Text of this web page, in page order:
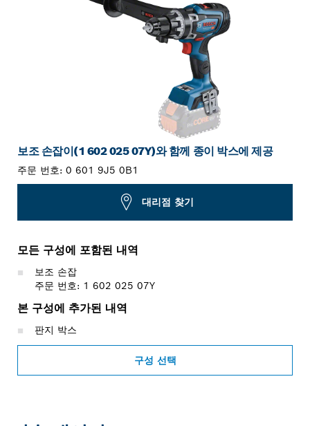
보조 손잡이(1 602 025 07Y)와 함께 종이 박스에 제공
주문 번호: 0 601 9J5 0B1
대리점 찾기
모든 구성에 포함된 내역
보조 손잡
주문 번호: 1 602 025 07Y
본 구성에 추가된 내역
판지 박스
구성 선택